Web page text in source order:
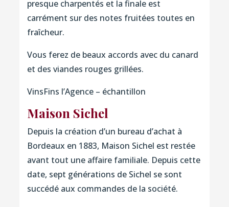
presque charpentés et la finale est
carrément sur des notes fruitées toutes en
fraîcheur.
Vous ferez de beaux accords avec du canard
et des viandes rouges grillées.
VinsFins l’Agence – échantillon
Maison Sichel
Depuis la création d’un bureau d’achat à
Bordeaux en 1883, Maison Sichel est restée
avant tout une affaire familiale. Depuis cette
date, sept générations de Sichel se sont
succédé aux commandes de la société.